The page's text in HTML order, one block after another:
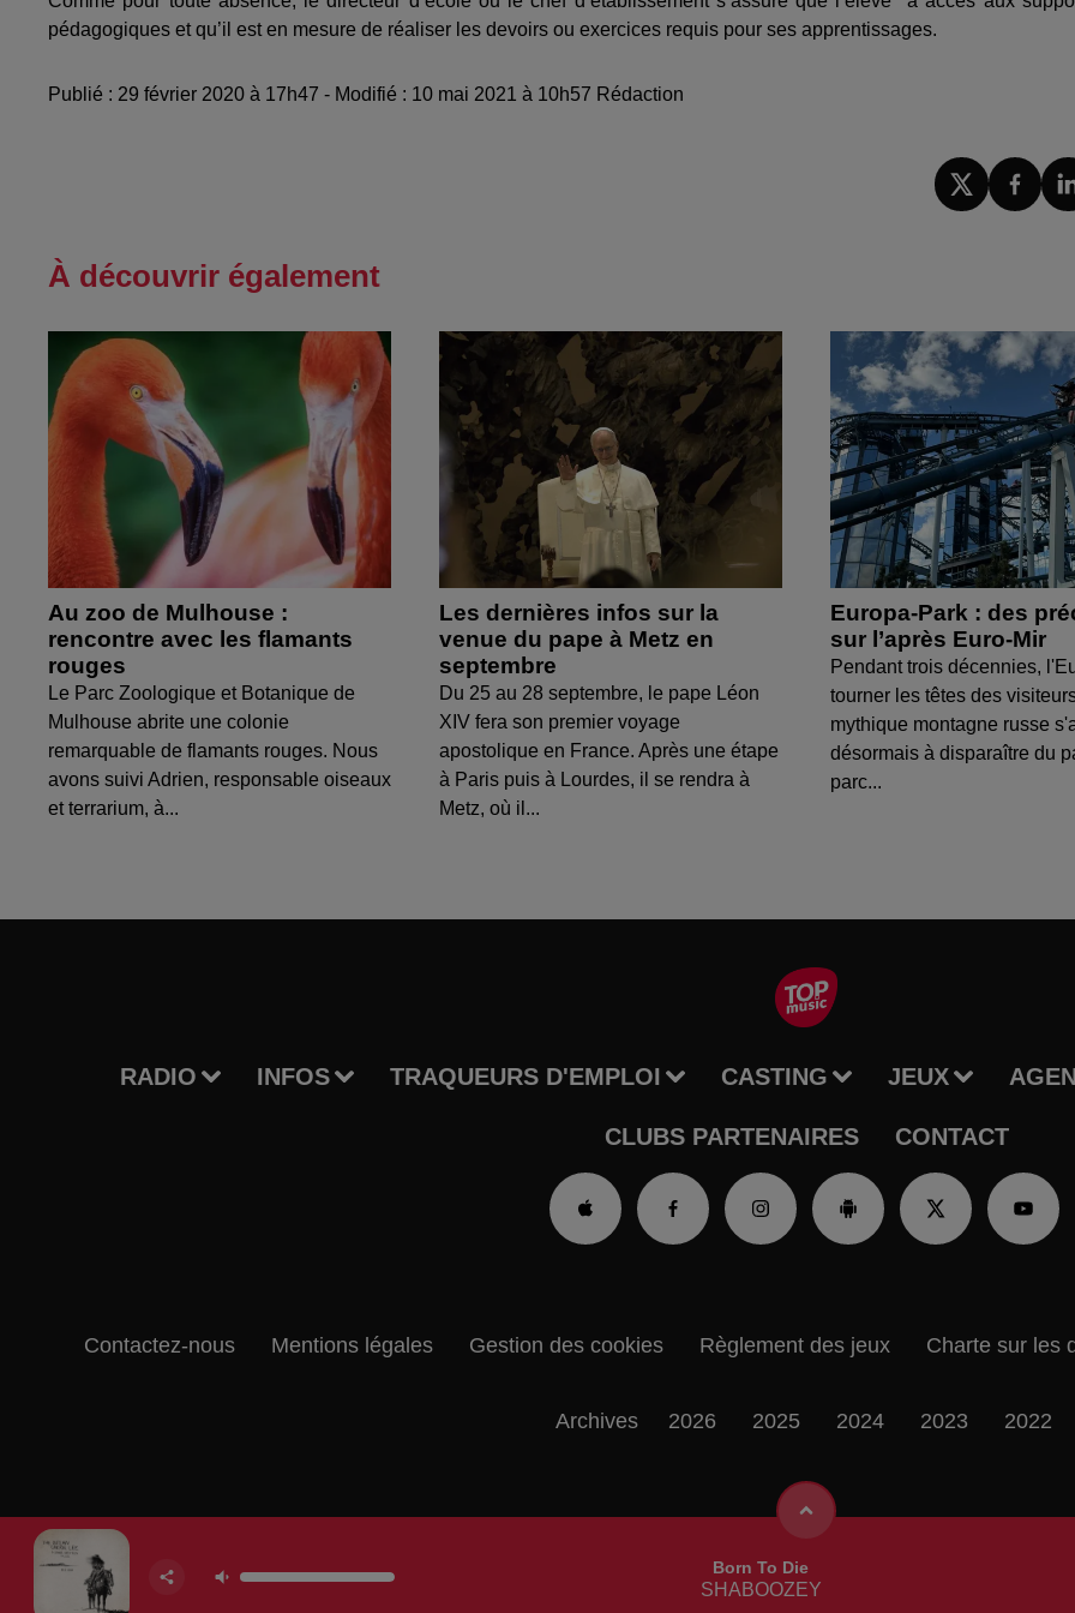
pédagogiques et qu’il est en mesure de réaliser les devoirs ou exercices requis pour ses apprentissages.
Publié : 29 février 2020 à 17h47 - Modifié : 10 mai 2021 à 10h57 Rédaction
À découvrir également
Au zoo de Mulhouse :
rencontre avec les flamants
rouges
Le Parc Zoologique et Botanique de
Mulhouse abrite une colonie
remarquable de flamants rouges. Nous
avons suivi Adrien, responsable oiseaux
et terrarium, à...
Les dernières infos sur la
venue du pape à Metz en
septembre
Du 25 au 28 septembre, le pape Léon
XIV fera son premier voyage
apostolique en France. Après une étape
à Paris puis à Lourdes, il se rendra à
Metz, où il...
Europa-Park : des
sur l’après Euro-Mir
Pendant trois décennies,
tourner les têtes des
mythique montagne russe
désormais à disparaître du
parc...
RADIO INFOS TRAQUEURS D'EMPLOI CASTING JEUX
CLUBS PARTENAIRES CONTACT
Born To Die
SHABOOZEY
Contactez-nous Mentions légales Gestion des cookies Règlement des jeux Charte sur les
Archives 2026 2025 2024 2023 2022